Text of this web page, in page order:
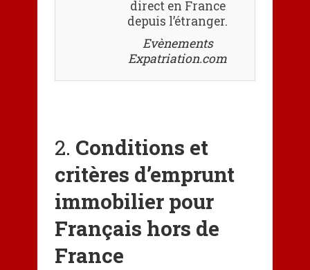
direct en France
depuis l’étranger.
Evènements
Expatriation.com
2. Conditions et
critères d’emprunt
immobilier pour
Français hors de
France